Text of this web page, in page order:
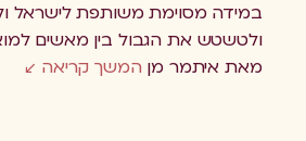
במידה מסוימת משותפת לישראל
ולטשטש את הגבול בין מאשים
מאת איתמר מןהמשך קריאה